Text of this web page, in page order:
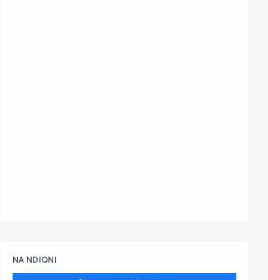
NA NDIQNI